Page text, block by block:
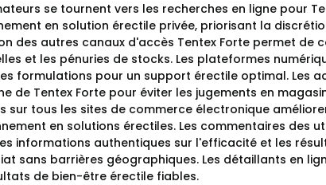
se tournent vers les recherches en ligne pour
en solution érectile privée, priorisant la
des autres canaux d'accès Tentex Forte permet
et les pénuries de stocks. Les plateformes
formulations pour un support érectile optimal. Les
de Tentex Forte pour éviter les jugements en
sur tous les sites de commerce électronique
en solutions érectiles. Les commentaires des
informations authentiques sur l'efficacité et les
sans barrières géographiques. Les détaillants en
de bien-être érectile fiables.